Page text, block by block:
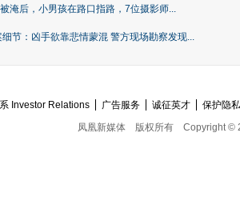
淹后，小男孩在路口指路，7位摄影师...
节：凶手欲靠悲情蒙混 警方现场勘察发现...
Investor Relations 广告服务 诚征英才
保护隐
凤凰新媒体
版权所有 Copyright ©